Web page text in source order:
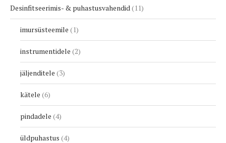
Desinfitseerimis- & puhastusvahendid 11
imursüsteemile 1
instrumentidele 2
jäljenditele 3
kätele 6
pindadele 4
üldpuhastus 4